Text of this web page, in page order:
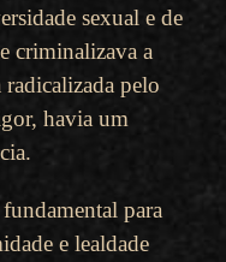
sexual e de
criminalizava a
pelo
havia um
para
e lealdade